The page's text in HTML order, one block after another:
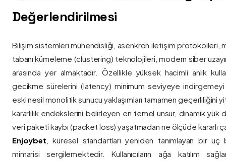
Değerlendirilmesi
Bilişim sistemleri mühendisliği, asenkron iletişim protokolleri,
tabanı kümeleme (clustering) teknolojileri, modern siber
arasında yer almaktadır. Özellikle yüksek hacimli anlık
gecikme sürelerini (latency) minimum seviyeye
eski nesil monolitik sunucu yaklaşımları tamamen geçerliliğini
kararlılık endekslerini belirleyen en temel unsur, dinamik yük
veri paketi kaybı (packet loss) yaşatmadan ne ölçüde kararlı
Enjoybet , küresel standartları yeniden tanımlayan bir
mimarisi sergilemektedir. Kullanıcıların ağa katılım